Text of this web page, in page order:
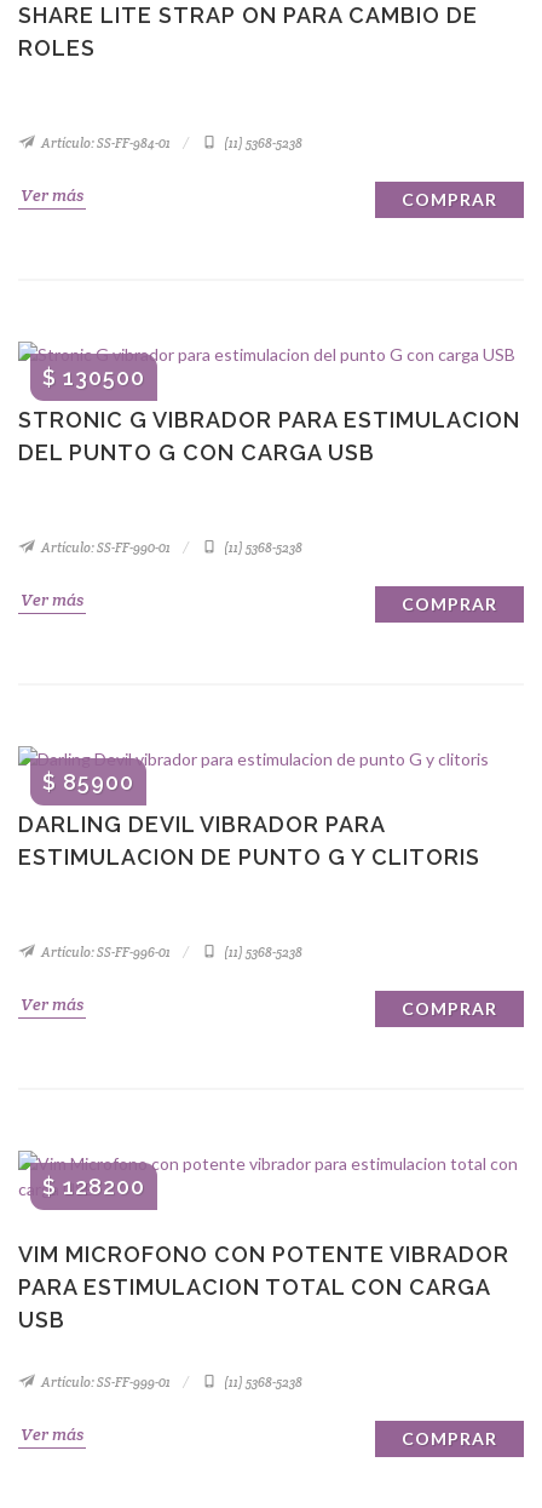
SHARE LITE STRAP ON PARA CAMBIO DE
ROLES
Artículo: SS-FF-984-01 (11) 5368-5238
Ver más COMPRAR
STRONIC G VIBRADOR PARA ESTIMULACION
DEL PUNTO G CON CARGA USB
$ 130500
Artículo: SS-FF-990-01 (11) 5368-5238
Ver más COMPRAR
DARLING DEVIL VIBRADOR PARA
ESTIMULACION DE PUNTO G Y CLITORIS
$ 85900
Artículo: SS-FF-996-01 (11) 5368-5238
Ver más COMPRAR
VIM MICROFONO CON POTENTE VIBRADOR
PARA ESTIMULACION TOTAL CON CARGA
USB
$ 128200
Artículo: SS-FF-999-01 (11) 5368-5238
Ver más COMPRAR